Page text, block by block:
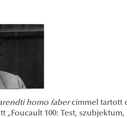
homo fabercímmel tartott
„Foucault 100: Test,